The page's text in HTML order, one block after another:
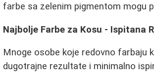
farbe sa zelenim pigmentom mogu
Najbolje Farbe za Kosu - Ispitana
Mnoge osobe koje redovno farbaju
dugotrajne rezultate i minimalno